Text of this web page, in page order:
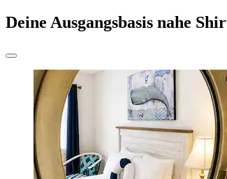
Deine Ausgangsbasis nahe